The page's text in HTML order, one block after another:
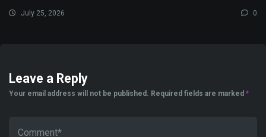
July 25, 2026 0
Leave a Reply
Your email address will not be published. Required fields are marked *